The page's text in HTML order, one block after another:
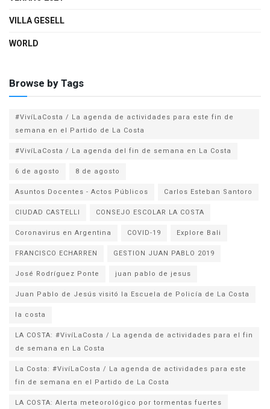
VILLA GESELL
WORLD
Browse by Tags
#VivíLaCosta / La agenda de actividades para este fin de
semana en el Partido de La Costa
#VivíLaCosta / La agenda del fin de semana en La Costa
6 de agosto
8 de agosto
Asuntos Docentes - Actos Públicos
Carlos Esteban Santoro
CIUDAD CASTELLI
CONSEJO ESCOLAR LA COSTA
Coronavirus en Argentina
COVID-19
Explore Bali
FRANCISCO ECHARREN
GESTION JUAN PABLO 2019
José Rodríguez Ponte
juan pablo de jesus
la costa
LA COSTA: #VivíLaCosta / La agenda de actividades para el fin
de semana en La Costa
La Costa: #VivíLaCosta / La agenda de actividades para este
fin de semana en el Partido de La Costa
LA COSTA: Alerta meteorológico por tormentas fuertes